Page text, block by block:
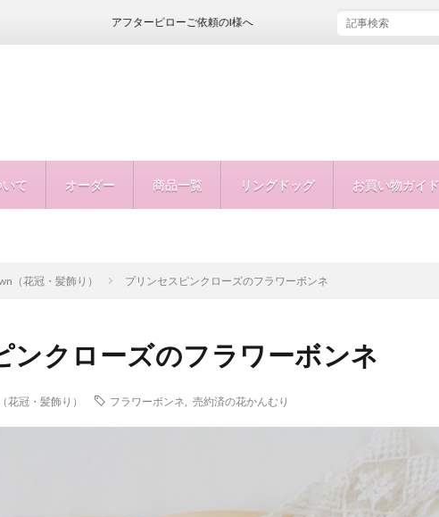
て オーダー 商品一覧 リングドッグ お買い物ガイド
アフターピローご依頼のI様へ
（花冠・髪飾り） プリンセスピンクローズのフラワーボンネ
ンクローズのフラワーボンネ
花冠・髪飾り） フラワーボンネ 売約済の花かんむり